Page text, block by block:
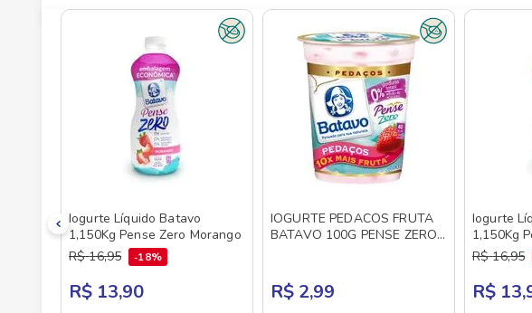
sabor, com produtos pensados para todas as idades e estilos de
bem é cuidar de si com carinho e sabor. Disponível no Savegnago
acompanham você do início ao fim do dia.
Iogurte Líquido Batavo
1,150Kg Pense Zero Morango
R$ 16,95 18%
R$ 13,90
IOGURTE PEDACOS FRUTA
BATAVO 100G PENSE ZERO
R$ 2,99
Iogurte
1,150Kg
R$ 16,95
R$